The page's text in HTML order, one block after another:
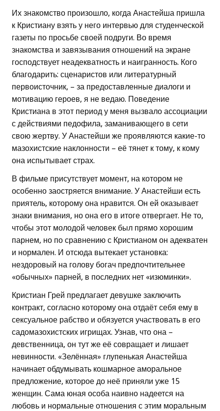
Их знакомство произошло, когда Анастейша пришла
к Кристиану взять у него интервью для студенческой
газеты по просьбе своей подруги. Во время
знакомства и завязывания отношений на экране
господствует неадекватность и наигранность. Кого
благодарить: сценаристов или литературный
первоисточник, – за предоставленные диалоги и
мотивацию героев, я не ведаю. Поведение
Кристиана в этот период у меня вызвало ассоциации
с действиями педофила, заманивающего в сети
свою жертву. У Анастейши же проявляются какие-то
мазохистские наклонности – её тянет к тому, к кому
она испытывает страх.
В фильме присутствует момент, на котором не
особенно заостряется внимание. У Анастейши есть
приятель, которому она нравится. Он ей оказывает
знаки внимания, но она его в итоге отвергает. Не то,
чтобы этот молодой человек был прямо хорошим
парнем, но по сравнению с Кристианом он адекватен
и нормален. И отсюда вытекает установка:
нездоровый на голову богач предпочтительнее
«обычных» парней, в последних нет «изюминки».
Кристиан Грей предлагает девушке заключить
контракт, согласно которому она отдаёт себя ему в
сексуальное рабство и обязуется участвовать в его
садомазохистских игрищах. Узнав, что она –
девственница, он тут же её совращает и лишает
невинности. «Зелённая» глупенькая Анастейша
начинает обдумывать кошмарное аморальное
предложение, которое до неё приняли уже 15
женщин. Сама юная особа наивно надеется на
любовь и нормальные отношения с этим моральным